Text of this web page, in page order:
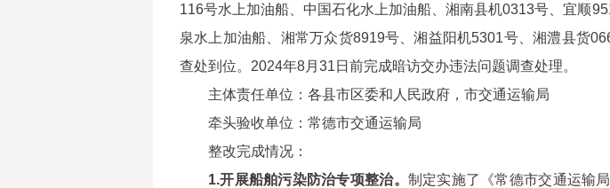
116号水上加油船、中国石化水上加油船、湘南县机0313号、宜顺
泉水上加油船、湘常万众货8919号、湘益阳机5301号、湘澧县货
查处到位。2024年8月31日前完成暗访交办违法问题调查处理。
主体责任单位：各县市区委和人民政府，市交通运输局
牵头验收单位：常德市交通运输局
整改完成情况：
1.开展船舶污染防治专项整治。 制定实施了《常德市交通运输